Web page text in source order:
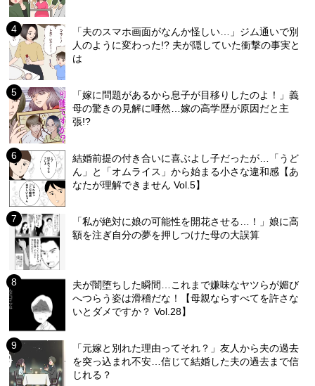
「夫のスマホ画面がなんか怪しい…」ジム通いで別
人のように変わった!? 夫が隠していた衝撃の事実と
は
「嫁に問題があるから息子が目移りしたのよ！」義
母の驚きの見解に唖然…嫁の高学歴が原因だと主
張!?
結婚前提の付き合いに喜ぶよし子だったが…「うど
ん」と「オムライス」から始まる小さな違和感【あ
なたが理解できません Vol.5】
「私が絶対に娘の可能性を開花させる…！」娘に高
額を注ぎ自分の夢を押しつけた母の大誤算
夫が闇堕ちした瞬間…これまで嫌味なヤツらが媚び
へつらう姿は滑稽だな！【母親ならすべてを許さな
いとダメですか？ Vol.28】
「元嫁と別れた理由ってそれ？」友人から夫の過去
を突っ込まれ不安…信じて結婚した夫の過去まで信
じれる？